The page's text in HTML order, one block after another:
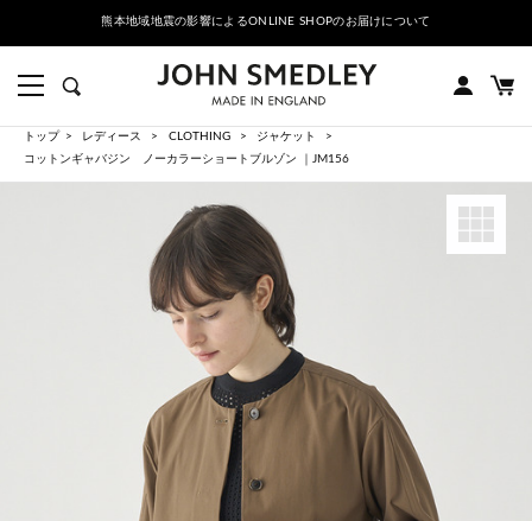
熊本地域地震の影響によるONLINE SHOPのお届けについて
トップ レディース CLOTHING
ジャケット
コットンギャバジン ノーカラーショートブルゾン ｜JM156